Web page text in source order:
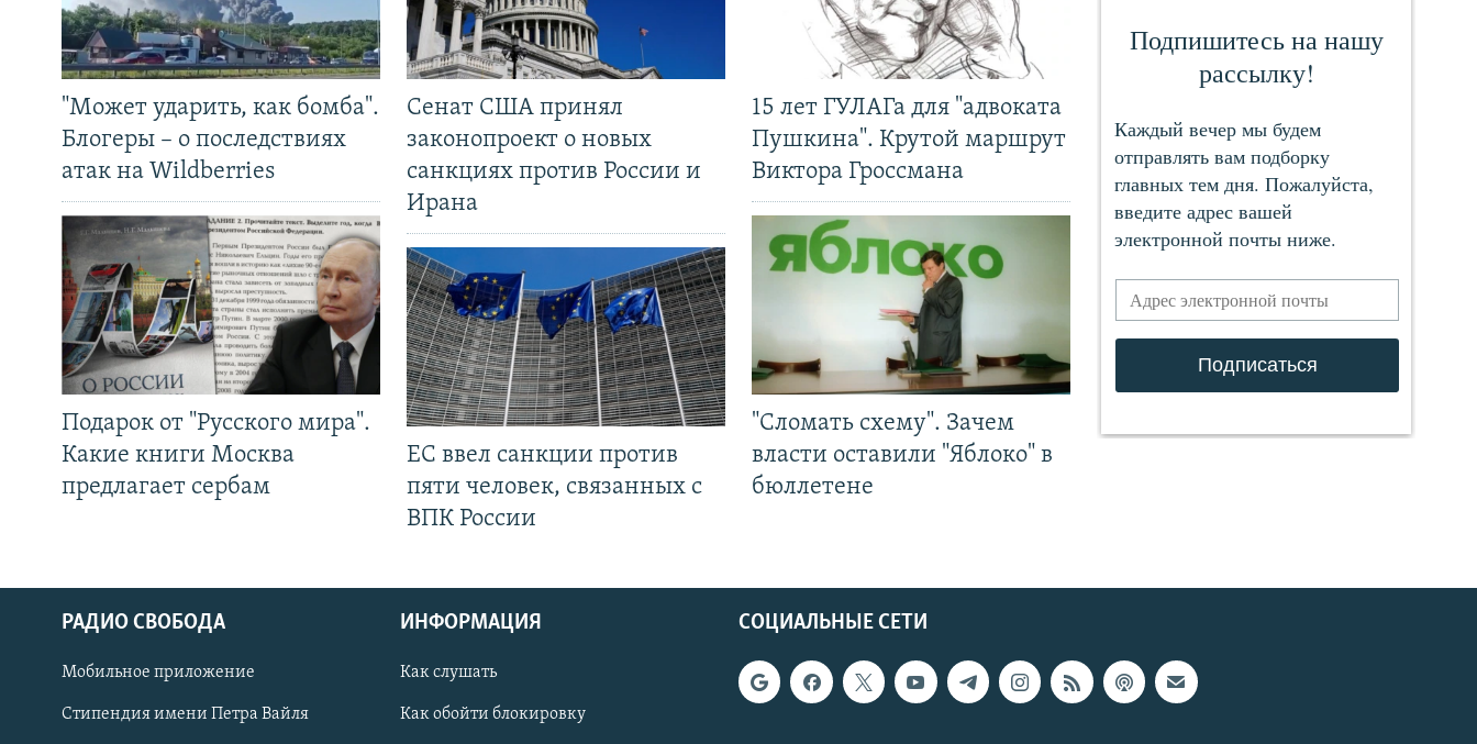
СОЦИАЛЬНЫЕ СЕТИ
"Может ударить, как бомба".
Блогеры – о последствиях
атак на Wildberries
Подарок от "Русского мира".
Какие книги Москва
предлагает сербам
Сенат США принял
законопроект о новых
санкциях против России и
Ирана
ЕС ввел санкции против
пяти человек, связанных с
ВПК России
15 лет ГУЛАГа для "адвоката
Пушкина". Крутой маршрут
Виктора Гроссмана
"Сломать схему". Зачем
власти оставили "Яблоко" в
бюллетене
СОЦИАЛЬНЫЕ СЕТИ
РАДИО СВОБОДА
Мобильное приложение
Стипендия имени Петра Вайля
ИНФОРМАЦИЯ
Как слушать
Как обойти блокировку